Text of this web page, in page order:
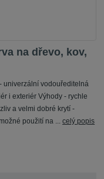
na dřevo, kov,
univerzální vodouředitelná
i exteriér Výhody - rychle
a velmi dobré krytí -
použití na ...celý popis